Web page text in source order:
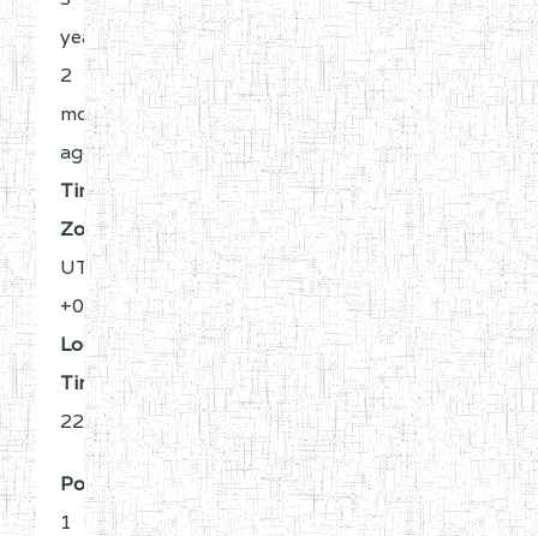
years
2
months
ago
Time
Zone:
UTC
+0:00
Local
Time:
22:55
Posts:
1